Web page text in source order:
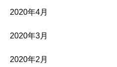
2020年4月
2020年3月
2020年2月